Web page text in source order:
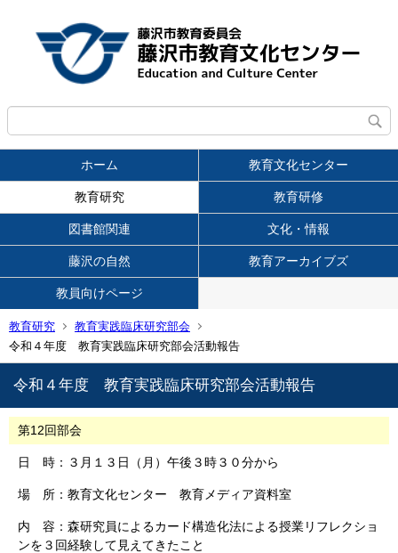
ホーム 教育文化センター
教育研究 教育研修
図書館関連 文化・情報
藤沢の自然 教育アーカイブズ
教員向けページ
教育研究
教育実践臨床研究部会
令和４年度 教育実践臨床研究部会活動報告
令和４年度 教育実践臨床研究部会活動報告
第12回部会
日 時：３月１３日（月）午後３時３０分から
場 所：教育文化センター 教育メディア資料室
内 容：森研究員によるカード構造化法による授業リフレクショ
ンを３回経験して見えてきたこと